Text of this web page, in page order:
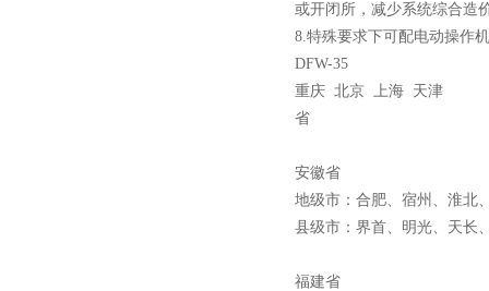
或开闭所，减少系统综合造
8.特殊要求下可配电动操作
DFW-35
重庆 北京 上海 天津
省
安徽省
地级市：合肥、宿州、淮北
县级市：界首、明光、天长
福建省